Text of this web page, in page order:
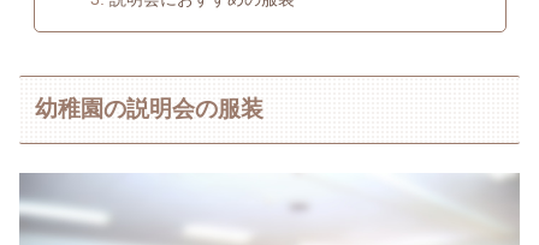
幼稚園の説明会の服装